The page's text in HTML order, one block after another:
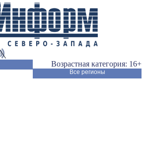
Возрастная категория: 16+
Все регионы